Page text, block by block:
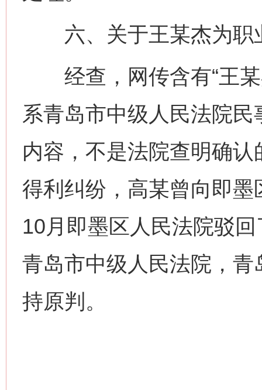
六、关于王某杰为职
经查，网传含有“王某
系青岛市中级人民法院
内容，不是法院查明确
得利纠纷，高某曾向即
10月即墨区人民法院驳
青岛市中级人民法院，
持原判。